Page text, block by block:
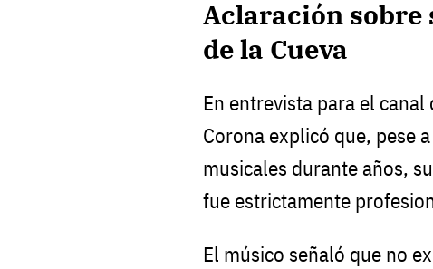
Aclaración sobre
de la Cueva
En entrevista para el canal
Corona explicó que, pese
musicales durante años,
fue estrictamente
El músico señaló que no